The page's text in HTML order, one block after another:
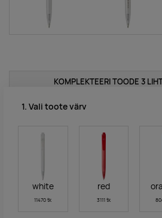
KOMPLEKTEERI TOODE 3
1. Vali toote värv
white
11470 tk
red
3111 tk